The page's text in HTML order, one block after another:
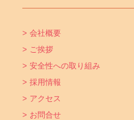
> 会社概要
> ご挨拶
> 安全性への取り組み
> 採用情報
> アクセス
> お問合せ